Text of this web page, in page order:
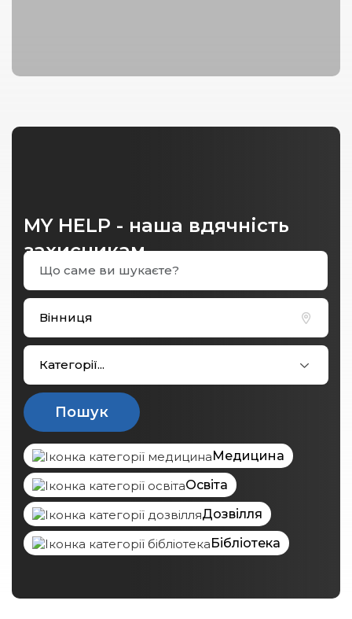
Категорії...
Пошук
Медицина
Освіта
Дозвілля
Бібліотека
MY HELP - наша вдячність
захисникам